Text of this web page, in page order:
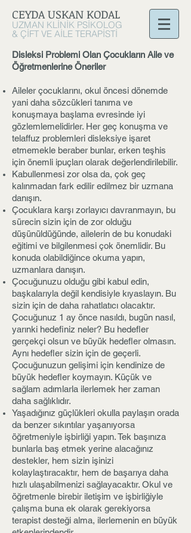
CEYDA USKANKODAL
UZMAN KLİNİK PSİKOLOG
& ÇİFT VE AİLE TERAPİSTİ
Disleksi Problemi Olan Çocukların Aile ve
Öğretmenlerine Öneriler
Aileler çocuklarını, okul öncesi dönemde
yani daha sözcükleri tanıma ve
konuşmaya başlama evresinde iyi
gözlemlemelidirler. Her geç konuşma ve
telaffuz problemleri disleksiye işaret
etmemekle beraber bunlar, erken teşhis
için önemli ipuçları olarak değerlendirilebilir.
Kabullenmesi zor olsa da, çok geç
kalınmadan fark edilir edilmez bir uzmana
danışın.
Çocuklara karşı zorlayıcı davranmayın, bu
sürecin sizin için de zor olduğu
düşünüldüğünde, ailelerin de bu konudaki
eğitimi ve bilgilenmesi çok önemlidir. Bu
konuda olabildiğince okuma yapın,
uzmanlara danışın.
Çocuğunuzu olduğu gibi kabul edin,
başkalarıyla değil kendisiyle kıyaslayın. Bu
sizin için de daha rahatlatıcı olacaktır.
Çocuğunuz 1 ay önce nasıldı, bugün nasıl,
yarınki hedefiniz neler? Bu hedefler
gerçekçi olsun ve büyük hedefler olmasın.
Aynı hedefler sizin için de geçerli.
Çocuğunuzun gelişimi için kendinize de
büyük hedefler koymayın. Küçük ve
sağlam adımlarla ilerlemek her zaman
daha sağlıklıdır.
Yaşadığınız güçlükleri okulla paylaşın orada
da benzer sıkıntılar yaşanıyorsa
öğretmeniyle işbirliği yapın. Tek başınıza
bunlarla baş etmek yerine alacağınız
destekler, hem sizin işinizi
kolaylaştıracaktır, hem de başarıya daha
hızlı ulaşabilmenizi sağlayacaktır. Okul ve
öğretmenle birebir iletişim ve işbirliğiyle
çalışma buna ek olarak gerekiyorsa
terapist desteği alma, ilerlemenin en büyük